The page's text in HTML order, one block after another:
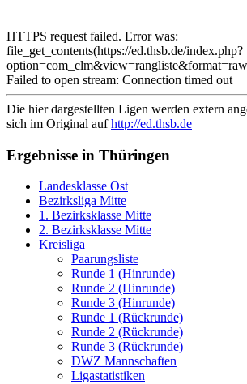
HTTPS request failed. Error was:
file_get_contents(https://ed.thsb.de/index.php?
Failed to open stream: Connection timed out
Die hier dargestellten Ligen werden extern
sich im Original aufhttp://ed.thsb.de
Ergebnisse in Thüringen
Landesklasse Ost
Bezirksliga Mitte
1. Bezirksklasse Mitte
2. Bezirksklasse Mitte
Kreisliga
Paarungsliste
Runde 1 (Hinrunde)
Runde 2 (Hinrunde)
Runde 3 (Hinrunde)
Runde 1 (Rückrunde)
Runde 2 (Rückrunde)
Runde 3 (Rückrunde)
DWZ Mannschaften
Ligastatistiken